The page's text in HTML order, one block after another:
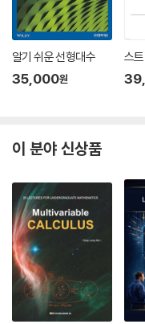
(5) 두 평면의 교차각
3.7 여러 가지 공학적 응용 예
(1) 로봇의 이동 위치 파악
(2) 인공지능의 감성분석
연습문제
4.1 벡터공간의 확장
(1) 벡터공간의 정의
(2) 벡터공간의 예
4.2 부분공간
(1) 부분공간의 정의
(2) 부분공간의 검증
(3) 부분공간들의 교집합
4.3 벡터의 선형결합과 생성
(1) 벡터의 선형결합
(2) 벡터의 생성공간
문제까지 고르게 배치하여
통해 추상적인 이론이 실제
도록 구성하였다.
③ ‘여기서 잠깐!’으로 숨 고
학습 과정에서 특히 막히기
에 도움 코너를 마련하였다.
음 단계로 넘어갈 수 있도록
④ 난이도별 연습문제
각 단원 끝에는 기본 개념 확
제까지 난이도를 조절해 구
있다.
이 책의 내용
1장에서는 행렬을 정의하고
알기 쉬운 선형대수
35,000원
스
이 분야 신상품